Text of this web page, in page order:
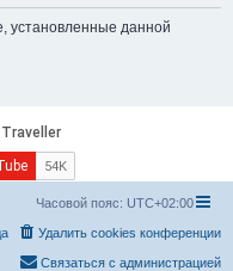
установленные данной
Часовой пояс: UTC+02:00
Удалить cookies конференции
Связаться с администрацией